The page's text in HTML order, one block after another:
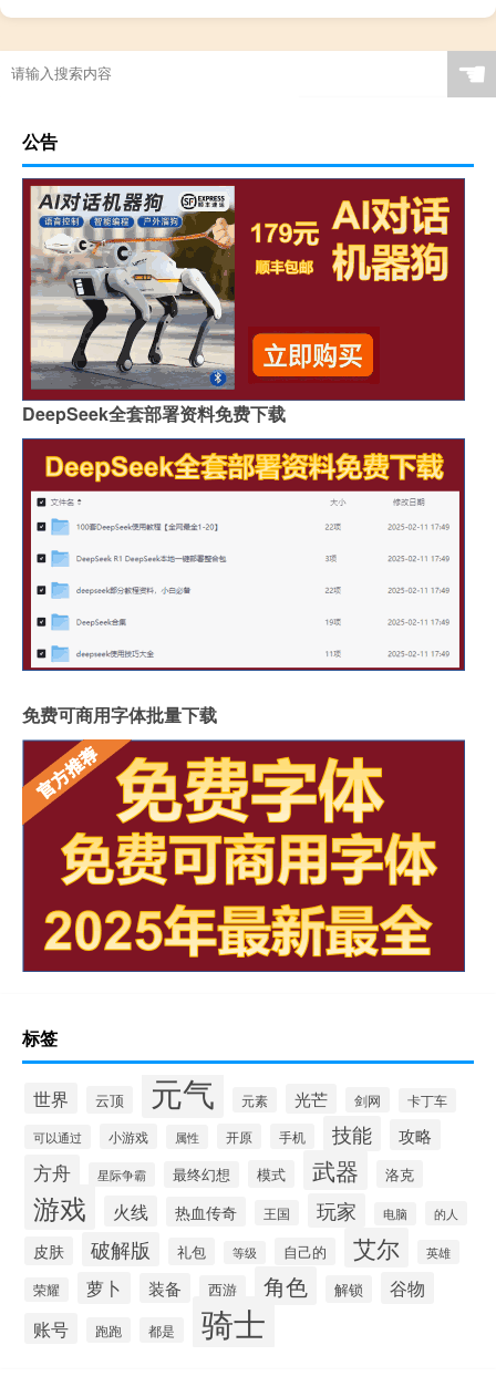
☚
公告
DeepSeek全套部署资料免费下载
免费可商用字体批量下载
标签
世界 云顶 元气 元素 光芒 剑网 卡丁车
可以通过 小游戏 属性 开原 手机 技能 攻略
方舟 星际争霸 最终幻想 模式 武器 洛克
游戏 火线 热血传奇 王国 玩家 电脑 的人
皮肤 破解版 礼包 等级 自己的 艾尔 英雄
荣耀 萝卜 装备 西游 角色 解锁 谷物
账号 跑跑 都是 骑士